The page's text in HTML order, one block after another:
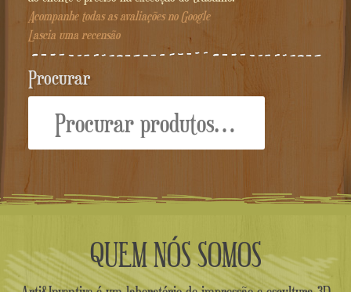
Acompanhe todas as avaliações no Google
Lascia uma recensão
Procurar
QUEM NÓS SOMOS